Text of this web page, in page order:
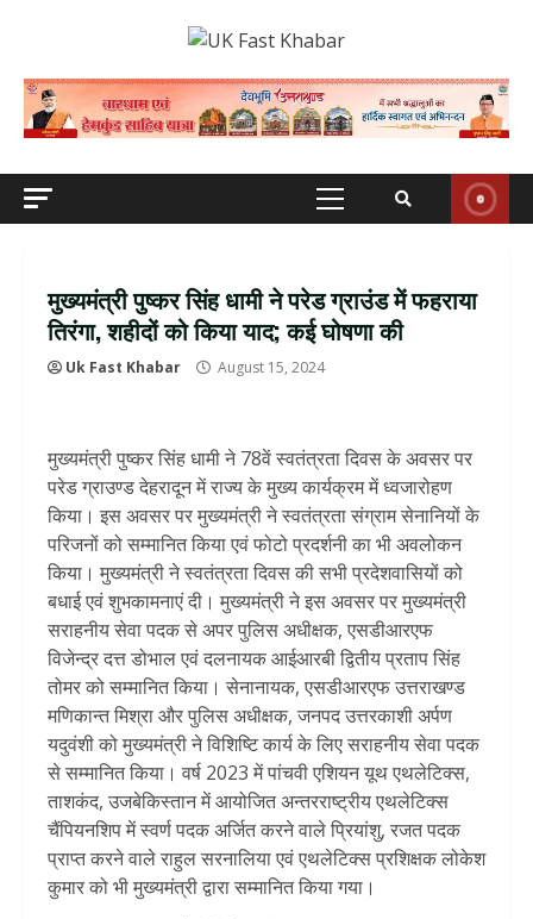
Primary
मुख्‍यमंत्री पुष्‍कर सिंह धामी ने परेड ग्राउंड में फहराया
तिरंगा, शहीदों को किया याद; कई घोषणा की
Uk Fast Khabar August 15, 2024
मुख्यमंत्री पुष्कर सिंह धामी ने 78वें स्वतंत्रता दिवस के अवसर पर
परेड ग्राउण्ड देहरादून में राज्य के मुख्य कार्यक्रम में ध्वजारोहण
किया। इस अवसर पर मुख्यमंत्री ने स्वतंत्रता संग्राम सेनानियों के
परिजनों को सम्मानित किया एवं फोटो प्रदर्शनी का भी अवलोकन
किया। मुख्यमंत्री ने स्वतंत्रता दिवस की सभी प्रदेशवासियों को
बधाई एवं शुभकामनाएं दी। मुख्यमंत्री ने इस अवसर पर मुख्यमंत्री
सराहनीय सेवा पदक से अपर पुलिस अधीक्षक, एसडीआरएफ
विजेन्द्र दत्त डोभाल एवं दलनायक आईआरबी द्वितीय प्रताप सिंह
तोमर को सम्मानित किया। सेनानायक, एसडीआरएफ उत्तराखण्ड
मणिकान्त मिश्रा और पुलिस अधीक्षक, जनपद उत्तरकाशी अर्पण
यदुवंशी को मुख्यमंत्री ने विशिष्टि कार्य के लिए सराहनीय सेवा पदक
से सम्मानित किया। वर्ष 2023 में पांचवी एशियन यूथ एथलेटिक्स,
ताशकंद, उजबेकिस्तान में आयोजित अन्तरराष्ट्रीय एथलेटिक्स
चैंपियनशिप में स्वर्ण पदक अर्जित करने वाले प्रियांशु, रजत पदक
प्राप्त करने वाले राहुल सरनालिया एवं एथलेटिक्स प्रशिक्षक लोकेश
कुमार को भी मुख्यमंत्री द्वारा सम्मानित किया गया।